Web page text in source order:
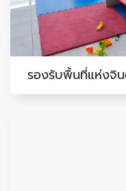
รองรับพื้นที่แห่งจิ